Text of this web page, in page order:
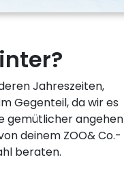
Jahreszeiten,
Gegenteil, da wir es
gemütlicher angehen
deinem ZOO& Co.-
beraten.